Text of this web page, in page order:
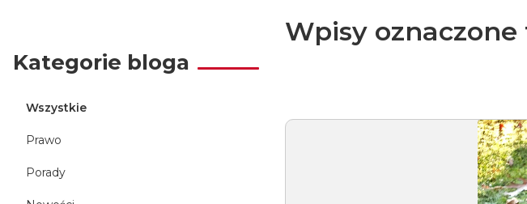
Kategorie bloga
Wszystkie
Prawo
Porady
Wpisy